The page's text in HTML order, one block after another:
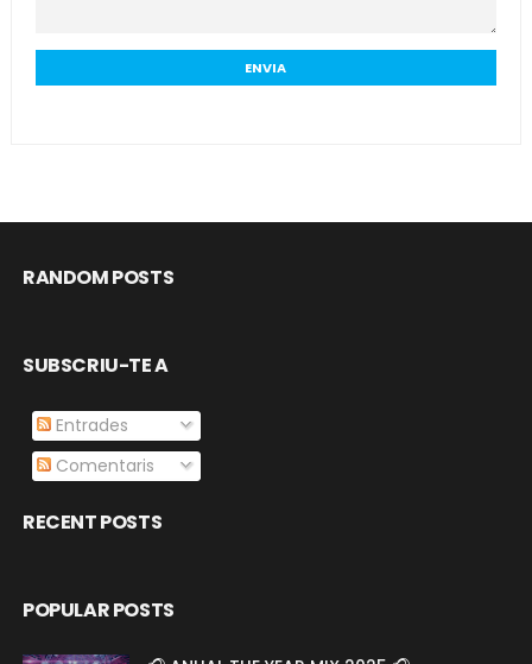
RANDOM POSTS
SUBSCRIU-TE A
Entrades
Comentaris
RECENT POSTS
POPULAR POSTS